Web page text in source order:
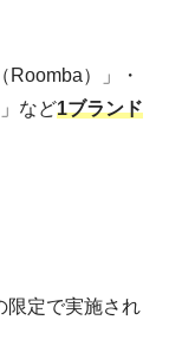
）」・
など1ブランド
限定で実施され